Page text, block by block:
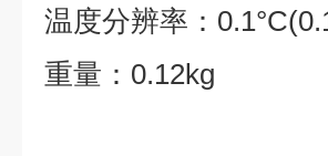
温度分辨率：
重量：0.12kg